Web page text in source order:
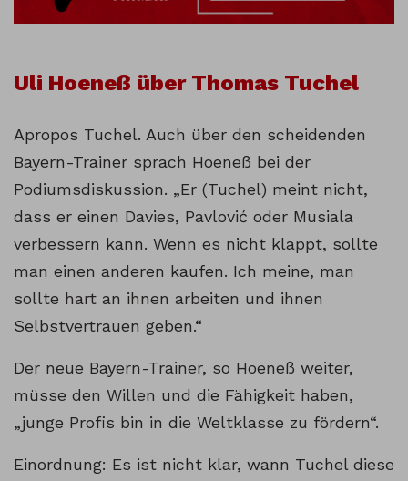
Uli Hoeneß über Thomas Tuchel
Apropos Tuchel. Auch über den scheidenden
Bayern-Trainer sprach Hoeneß bei der
Podiumsdiskussion. „Er (Tuchel) meint nicht,
dass er einen Davies, Pavlović oder Musiala
verbessern kann. Wenn es nicht klappt, sollte
man einen anderen kaufen. Ich meine, man
sollte hart an ihnen arbeiten und ihnen
Selbstvertrauen geben.“
Der neue Bayern-Trainer, so Hoeneß weiter,
müsse den Willen und die Fähigkeit haben,
„junge Profis bin in die Weltklasse zu fördern“.
Einordnung: Es ist nicht klar, wann Tuchel diese